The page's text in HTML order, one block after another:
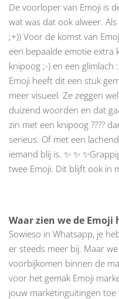
De voorloper van Emoji is
wat was dat ook alweer.
;+)) Voor de komst van
een bepaalde emotie extra
knipoog ;-) en een glimlach
Emoji heeft dit een stuk
meer visueel. Ze zeggen
duizend woorden en dat
zin met een knipoog ????
serieus. Of met een
iemand blij is. ✨ ✨
twee Emoji. Dit blijft ook in
Waar zien we de
Sowieso in Whatsapp, je
er steeds meer bij. Maar
voorbijkomen binnen de
voor het gemak Emoji
jouw marketinguitingen toe